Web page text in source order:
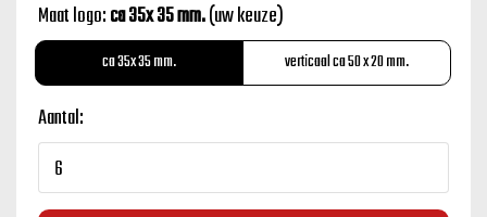
Maat logo:ca 35x 35 mm.(uw keuze)
ca 35x 35 mm. verticaal ca 50 x 20 mm.
Aantal: